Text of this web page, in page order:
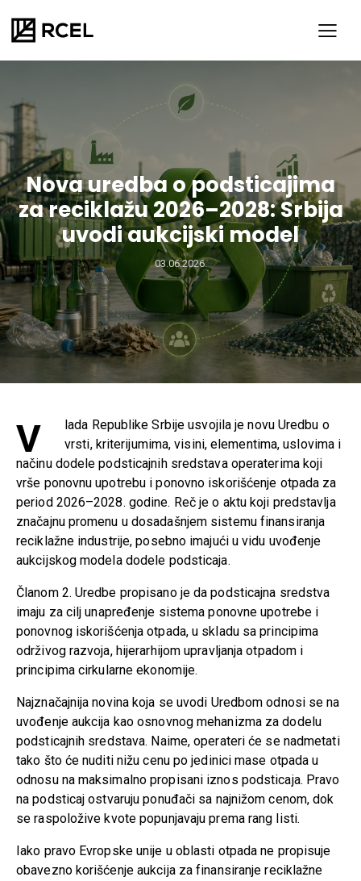
SR ENG
Nova uredba o podsticajima
za reciklažu 2026–2028: Srbija
uvodi aukcijski model
03.06.2026.
V
lada Republike Srbije usvojila je novu Uredbu o
vrsti, kriterijumima, visini, elementima, uslovima i
načinu dodele podsticajnih sredstava operaterima koji
vrše ponovnu upotrebu i ponovno iskorišćenje otpada za
period 2026–2028. godine. Reč je o aktu koji predstavlja
značajnu promenu u dosadašnjem sistemu finansiranja
reciklažne industrije, posebno imajući u vidu uvođenje
aukcijskog modela dodele podsticaja.
Članom 2. Uredbe propisano je da podsticajna sredstva
imaju za cilj unapređenje sistema ponovne upotrebe i
ponovnog iskorišćenja otpada, u skladu sa principima
održivog razvoja, hijerarhijom upravljanja otpadom i
principima cirkularne ekonomije.
Najznačajnija novina koja se uvodi Uredbom odnosi se na
uvođenje aukcija kao osnovnog mehanizma za dodelu
podsticajnih sredstava. Naime, operateri će se nadmetati
tako što će nuditi nižu cenu po jedinici mase otpada u
odnosu na maksimalno propisani iznos podsticaja. Pravo
na podsticaj ostvaruju ponuđači sa najnižom cenom, dok
se raspoložive kvote popunjavaju prema rang listi.
Iako pravo Evropske unije u oblasti otpada ne propisuje
obavezno korišćenje aukcija za finansiranje reciklažne